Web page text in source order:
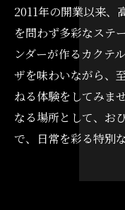
2011年の開業以来、
を問わず多彩なステ
ンダーが作るカクテ
ザを味わいながら、
ねる体験をしてみま
なる場所として、お
で、日常を彩る特別